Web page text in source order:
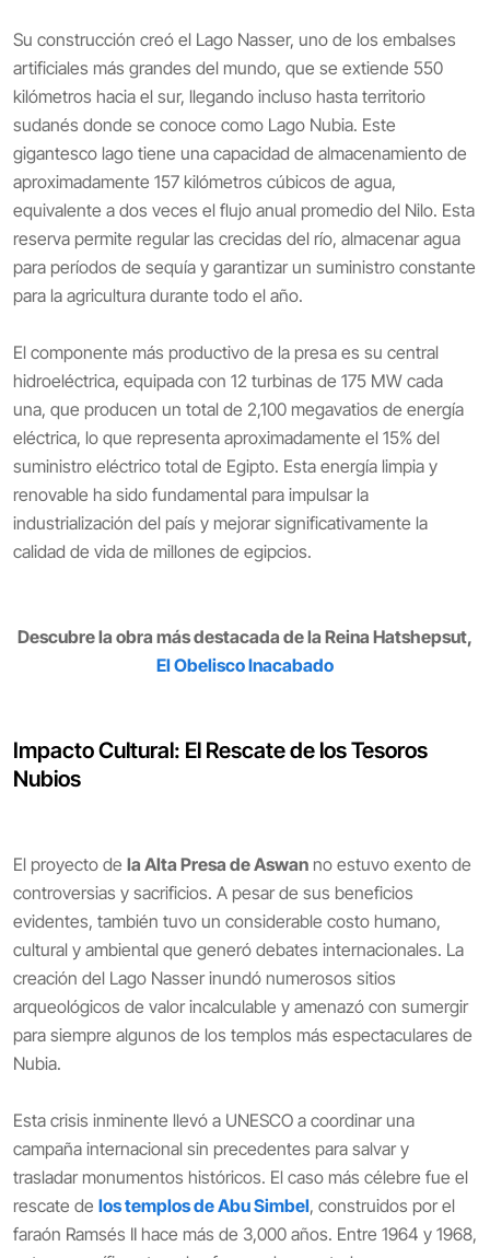
Su construcción creó el Lago Nasser, uno de los embalses
artificiales más grandes del mundo, que se extiende 550
kilómetros hacia el sur, llegando incluso hasta territorio
sudanés donde se conoce como Lago Nubia. Este
gigantesco lago tiene una capacidad de almacenamiento de
aproximadamente 157 kilómetros cúbicos de agua,
equivalente a dos veces el flujo anual promedio del Nilo. Esta
reserva permite regular las crecidas del río, almacenar agua
para períodos de sequía y garantizar un suministro constante
para la agricultura durante todo el año.
El componente más productivo de la presa es su central
hidroeléctrica, equipada con 12 turbinas de 175 MW cada
una, que producen un total de 2,100 megavatios de energía
eléctrica, lo que representa aproximadamente el 15% del
suministro eléctrico total de Egipto. Esta energía limpia y
renovable ha sido fundamental para impulsar la
industrialización del país y mejorar significativamente la
calidad de vida de millones de egipcios.
Descubre la obra más destacada de la Reina Hatshepsut,
El Obelisco Inacabado
Impacto Cultural: El Rescate de los Tesoros
Nubios
El proyecto de la Alta Presa de Aswan no estuvo exento de
controversias y sacrificios. A pesar de sus beneficios
evidentes, también tuvo un considerable costo humano,
cultural y ambiental que generó debates internacionales. La
creación del Lago Nasser inundó numerosos sitios
arqueológicos de valor incalculable y amenazó con sumergir
para siempre algunos de los templos más espectaculares de
Nubia.
Esta crisis inminente llevó a UNESCO a coordinar una
campaña internacional sin precedentes para salvar y
trasladar monumentos históricos. El caso más célebre fue el
rescate de los templos de Abu Simbel, construidos por el
faraón Ramsés II hace más de 3,000 años. Entre 1964 y 1968,